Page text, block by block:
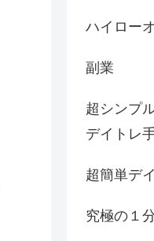
ハイロー
副業
超シンプ
デイトレ
超簡単デ
究極の１